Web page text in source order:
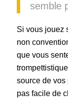
semble
Si vous jouez
non
que vous
source de vos
pas facile de